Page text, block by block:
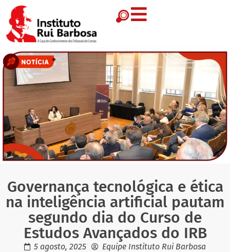
Governança tecnológica e ética
na inteligência artificial pautam
segundo dia do Curso de
Estudos Avançados do IRB
5 agosto, 2025 Equipe Instituto Rui Barbosa